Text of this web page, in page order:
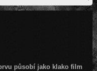
působí jako klako film